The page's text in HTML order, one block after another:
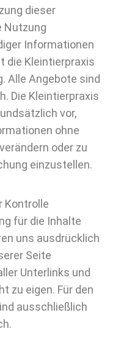
dieser
Nutzung
Informationen
die Kleintierpraxis
Alle Angebote sind
Die Kleintierpraxis
vor,
ohne
oder zu
einzustellen.
Kontrolle
für die Inhalte
uns ausdrücklich
Seite
Unterlinks und
zu eigen. Für den
ausschließlich